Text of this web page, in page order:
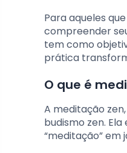
Para aqueles
compreender
tem como
prática
O que é
A meditação
budismo zen.
“meditação” em